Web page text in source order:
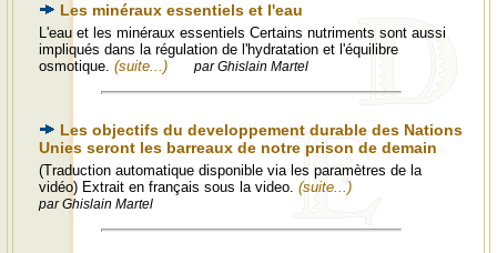
Les minéraux essentiels et l'eau
L'eau et les minéraux essentiels Certains nutriments sont aussi
impliqués dans la régulation de l'hydratation et l'équilibre
osmotique. (suite...) par Ghislain Martel
Les objectifs du developpement durable des Nations
Unies seront les barreaux de notre prison de demain
(Traduction automatique disponible via les paramètres de la
vidéo) Extrait en français sous la video. (suite...)
par Ghislain Martel